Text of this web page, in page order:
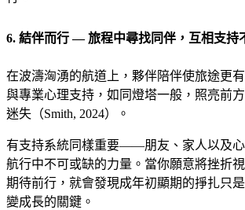
6. 結伴而行 — 旅程中尋找同伴，互相支持
在波濤洶湧的航道上，夥伴陪伴使旅途更
與專業心理支持，如同燈塔一般，照亮前
迷失（Smith, 2024）。
有支持系統同樣重要——朋友、家人以及
航行中不可或缺的力量。當你願意將挫折
期待前行，就會發現成年初顯期的掙扎只
變成長的關鍵。